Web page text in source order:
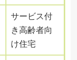
サービス付
き高齢者向
け住宅